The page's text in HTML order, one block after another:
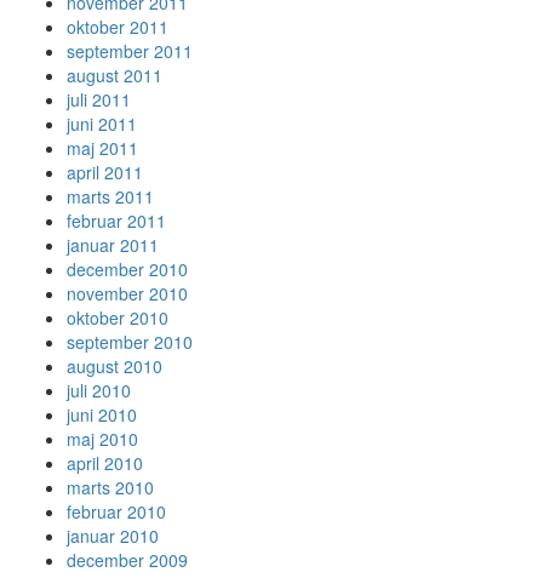
oktober 2011
september 2011
august 2011
juli 2011
juni 2011
maj 2011
april 2011
marts 2011
februar 2011
januar 2011
december 2010
november 2010
oktober 2010
september 2010
august 2010
juli 2010
juni 2010
maj 2010
april 2010
marts 2010
februar 2010
januar 2010
december 2009